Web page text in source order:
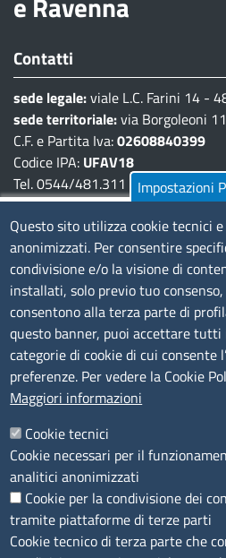
Contatti
sede legale:viale L.C. Farini 14 -
sede territoriale:via Borgoleoni
C.F. e Partita Iva:02608840399
Codice IPA: UFAV18
Tel. 0544/481.311 - 0532/
Pec:cciaa@pec.fera.camcom.it
Amministrazione
Bandi di gara
Bilanci
Concorsi e selezioni
Procedimenti
Provvedimenti
Seguici su
Sito web
Accesso riservato
Impostazioni
Questo sito utilizza cookie tecnici
anonimizzati. Per consentire
condivisione e/o la visione di
installati, solo previo tuo
consentono alla terza parte di
questo banner, puoi accettare tutti
categorie di cookie di cui consente
preferenze. Per vedere la Cookie
Maggiori informazioni
Cookie tecnici
Cookie necessari per il
analitici anonimizzati
Cookie per la condivisione dei
tramite piattaforme di terze parti
Cookie tecnico di terza parte che